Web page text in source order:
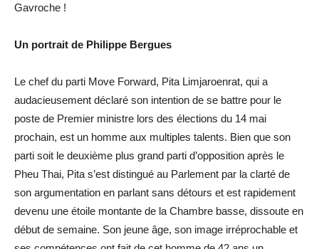
Gavroche !
Un portrait de Philippe Bergues
Le chef du parti Move Forward, Pita Limjaroenrat, qui a
audacieusement déclaré son intention de se battre pour le
poste de Premier ministre lors des élections du 14 mai
prochain, est un homme aux multiples talents. Bien que son
parti soit le deuxième plus grand parti d’opposition après le
Pheu Thai, Pita s’est distingué au Parlement par la clarté de
son argumentation en parlant sans détours et est rapidement
devenu une étoile montante de la Chambre basse, dissoute en
début de semaine. Son jeune âge, son image irréprochable et